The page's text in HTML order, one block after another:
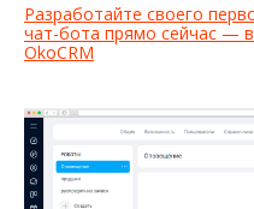
Разработайте своего
чат-бота прямо сейчас — в
OkoCRM